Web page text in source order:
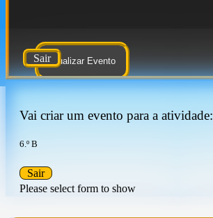
Atualizar Evento
Sair
Vai criar um evento para a atividade:
6.º B
Please select form to show
Sair